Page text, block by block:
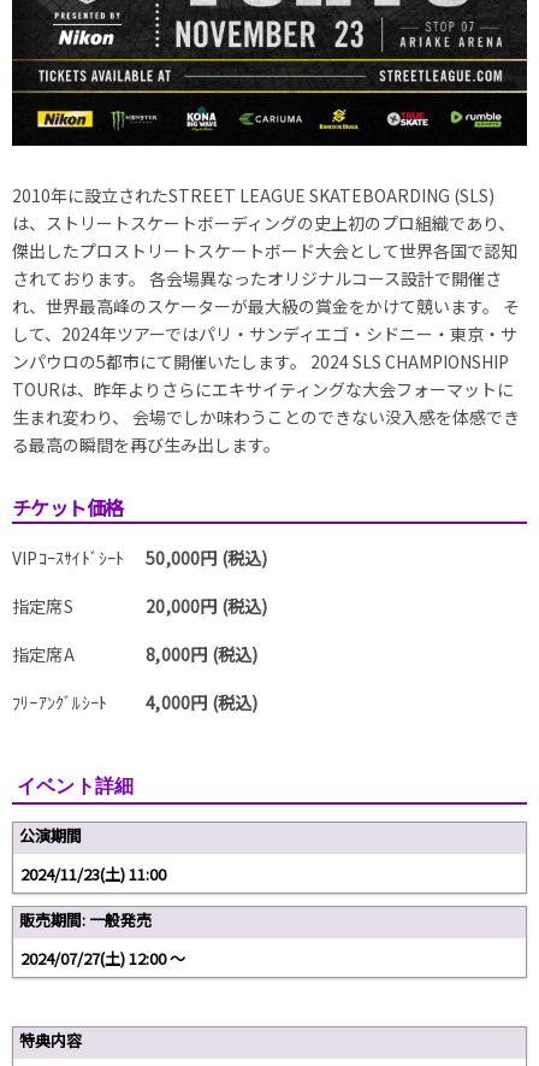
2010年に設⽴されたSTREET LEAGUE SKATEBOARDING (SLS)
は、ストリートスケートボーディングの史上初のプロ組織であり、
傑出したプロストリートスケートボード⼤会として世界各国で認知
されております。 各会場異なったオリジナルコース設計で開催さ
れ、世界最⾼峰のスケーターが最⼤級の賞⾦をかけて競います。
そ
して、2024年ツアーではパリ・サンディエゴ・シドニー・東京・サ
ンパウロの5都市にて開催いたします。
2024 SLS CHAMPIONSHIP
TOURは、昨年よりさらにエキサイティングな⼤会フォーマットに
⽣まれ変わり、
会場でしか味わうことのできない没⼊感を体感でき
る最⾼の瞬間を再び⽣み出します。
チケット価格
VIPｺｰｽｻｲﾄﾞｼｰﾄ
50,000円 (税込)
指定席S
20,000円 (税込)
指定席A
8,000円 (税込)
ﾌﾘｰｱﾝｸﾞﾙｼｰﾄ
4,000円 (税込)
イベント詳細
公演期間
2024/11/23(土) 11:00
販売期間: 一般発売
2024/07/27(土) 12:00 〜
特典内容